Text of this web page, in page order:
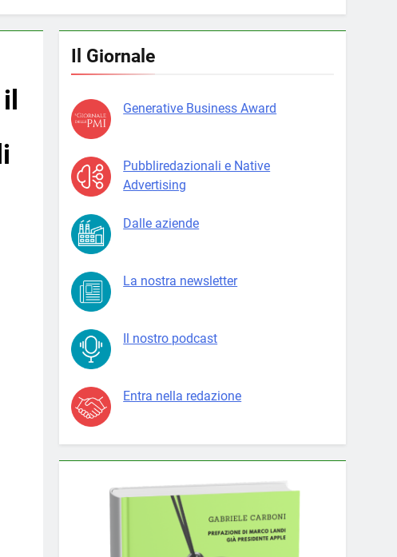
Il Giornale
Generative Business Award
Pubbliredazionali e Native
Advertising
Dalle aziende
La nostra newsletter
Il nostro podcast
Entra nella redazione